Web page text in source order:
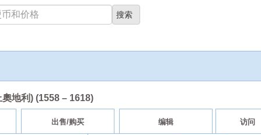
地利) (1558 – 1618)
出售/购买 编辑 访问